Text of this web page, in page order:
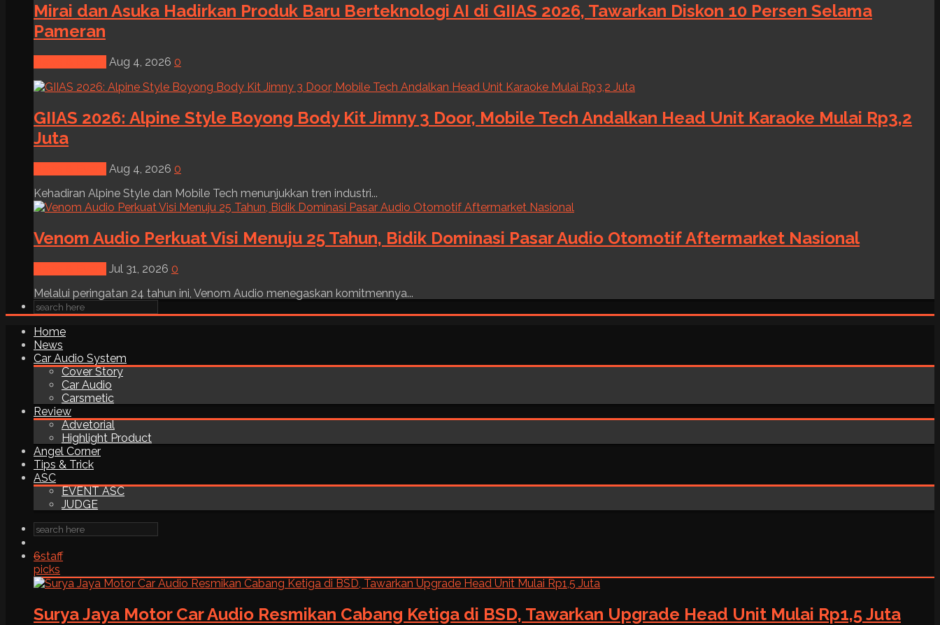
Mirai dan Asuka Hadirkan Produk Baru Berteknologi AI di GIIAS 2026, Tawarkan Diskon 10 Persen Selama
Pameran
Aug 4, 2026 0
GIIAS 2026: Alpine Style Boyong Body Kit Jimny 3 Door, Mobile Tech Andalkan Head Unit Karaoke Mulai Rp3,2
Juta
Aug 4, 2026 0
Kehadiran Alpine Style dan Mobile Tech menunjukkan tren industri...
Venom Audio Perkuat Visi Menuju 25 Tahun, Bidik Dominasi Pasar Audio Otomotif Aftermarket Nasional
Jul 31, 2026 0
Melalui peringatan 24 tahun ini, Venom Audio menegaskan komitmennya...
Home
News
Car Audio System
Cover Story
Car Audio
Carsmetic
Review
Advetorial
Highlight Product
Angel Corner
Tips & Trick
ASC
EVENT ASC
JUDGE
6staff
picks
Surya Jaya Motor Car Audio Resmikan Cabang Ketiga di BSD, Tawarkan Upgrade Head Unit Mulai Rp1,5 Juta